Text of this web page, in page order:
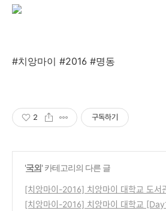
#치앙마이 #2016 #명동
2 구독하기
'국외' 카테고리의 다른 글
[치앙마이-2016] 치앙마이 대학교
7](05FEB16)
(2)
[치앙마이-2016] 치앙마이 대학교